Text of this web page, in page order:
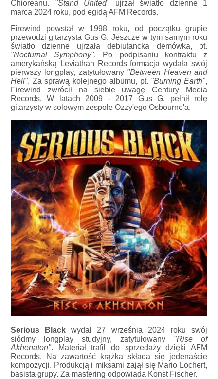
Chioreanu. "Stand United" ujrzał światło dzienne 1
marca 2024 roku, pod egidą AFM Records.
Firewind powstał w 1998 roku, od początku grupie
przewodzi gitarzysta Gus G. Jeszcze w tym samym roku
światło dzienne ujrzała debiutancka demówka, pt.
"Nocturnal Symphony". Po podpisaniu kontraktu z
amerykańską Leviathan Records formacja wydała swój
pierwszy longplay, zatytułowany "Between Heaven and
Hell". Za sprawą kolejnego albumu, pt. "Burning Earth",
Firewind zwrócił na siebie uwagę Century Media
Records. W latach 2009 - 2017 Gus G. pełnił rolę
gitarzysty w solowym zespole Ozzy'ego Osbourne'a.
Serious Black wydał 27 września 2024 roku swój
siódmy longplay studyjny, zatytułowany "Rise of
Akhenaton". Materiał trafił do sprzedaży dzięki AFM
Records. Na zawartość krążka składa się jedenaście
kompozycji. Produkcją i miksami zajął się Mario Lochert,
basista grupy. Za mastering odpowiada Konst Fischer.